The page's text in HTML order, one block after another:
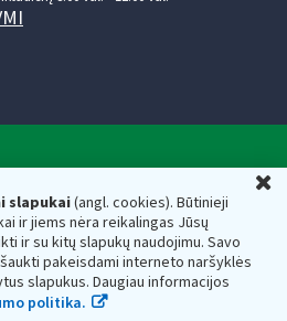
slapukai(angl. cookies). Būtinieji
ir jiems nėra reikalingas Jūsų
ir su kitų slapukų naudojimu. Savo
pakeisdami interneto naršyklės
slapukus. Daugiau informacijos
politika.
prie Lietuvos
kodas — 188659752,
01107 Vilnius, Lietuva, el.paštas:
adresas 188659752
inspekciją prie Lietuvos
kaupiami ir saugomi Juridinių